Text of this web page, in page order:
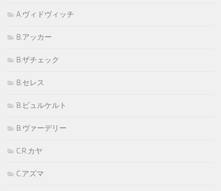
A.ヴィドヴィッチ
B.アッカー
B.ザチェック
B.セレス
B.ビュルケルト
B.ヴァーデリー
C.R.カヤ
C.アズマ